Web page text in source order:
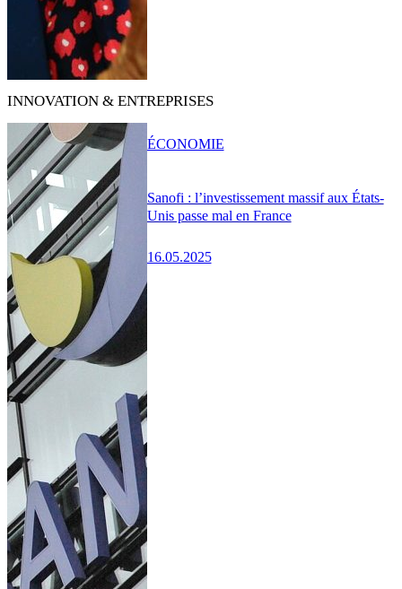
INNOVATION & ENTREPRISES
Sanofi : l’investissement massif aux États-
Unis passe mal en France
16.05.2025
ÉCONOMIE